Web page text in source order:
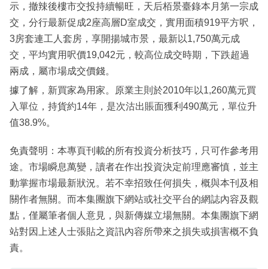
示，撤辣後樓市交投持續暢旺，天后栢景臺錄本月第一宗成
交，分行最新促成2座高層D室成交，實用面積919平方呎，
3房套連工人套房，享開揚城市景，最新以1,750萬元成
交，平均實用呎價19,042元，較高位成交時期，下跌超過
兩成，屬市場成交價錢。
據了解，新買家為用家。原業主則於2010年以1,260萬元買
入單位，持貨約14年，是次沽出賬面獲利490萬元，單位升
值38.9%。
免責聲明：本專頁刊載的所有投資分析技巧，只可作參考用
途。市場瞬息萬變，讀者在作出投資決定前理應審慎，並主
動掌握市場最新狀況。若不幸招致任何損失，概與本刊及相
關作者無關。而本集團旗下網站或社交平台的網誌內容及觀
點，僅屬筆者個人意見，與新傳媒立場無關。本集團旗下網
站對因上述人士張貼之資訊內容所帶來之損失或損害概不負
責。